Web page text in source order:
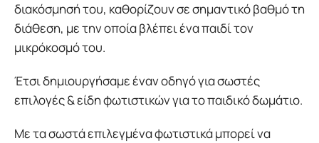
διακόσμησή του, καθορίζουν σε σημαντικό βαθμό τη
διάθεση, με την οποία βλέπει ένα παιδί τον
μικρόκοσμό του.
Έτσι δημιουργήσαμε έναν οδηγό για σωστές
επιλογές & είδη φωτιστικών για το παιδικό δωμάτιο.
Με τα σωστά επιλεγμένα φωτιστικά μπορεί να